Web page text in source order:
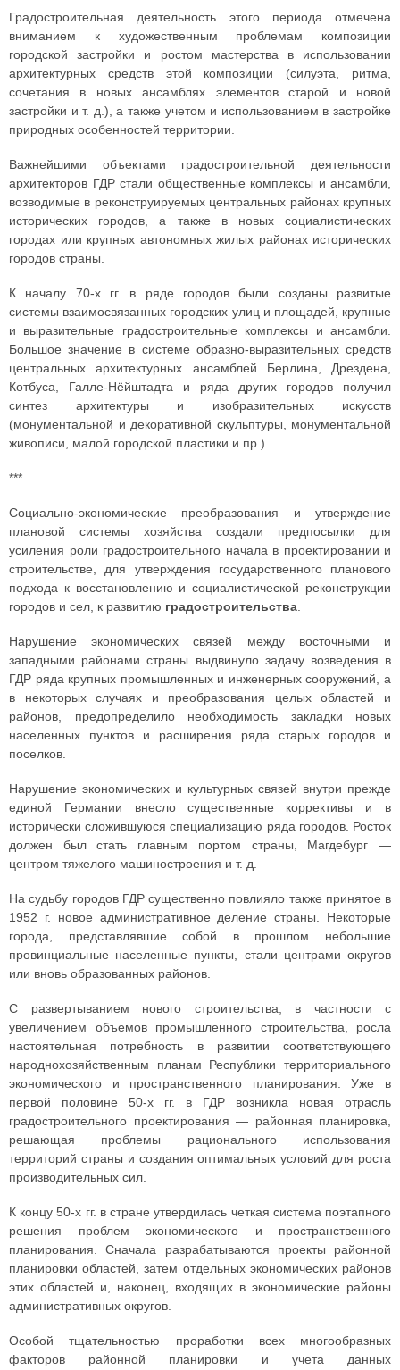
Градостроительная деятельность этого периода отмечена
вниманием к художественным проблемам композиции
городской застройки и ростом мастерства в использовании
архитектурных средств этой композиции (силуэта, ритма,
сочетания в новых ансамблях элементов старой и новой
застройки и т. д.), а также учетом и использованием в застройке
природных особенностей территории.
Важнейшими объектами градостроительной деятельности
архитекторов ГДР стали общественные комплексы и ансамбли,
возводимые в реконструируемых центральных районах крупных
исторических городов, а также в новых социалистических
городах или крупных автономных жилых районах исторических
городов страны.
К началу 70-х гг. в ряде городов были созданы развитые
системы взаимосвязанных городских улиц и площадей, крупные
и выразительные градостроительные комплексы и ансамбли.
Большое значение в системе образно-выразительных средств
центральных архитектурных ансамблей Берлина, Дрездена,
Котбуса, Галле-Нёйштадта и ряда других городов получил
синтез архитектуры и изобразительных искусств
(монументальной и декоративной скульптуры, монументальной
живописи, малой городской пластики и пр.).
***
Социально-экономические преобразования и утверждение
плановой системы хозяйства создали предпосылки для
усиления роли градостроительного начала в проектировании и
строительстве, для утверждения государственного планового
подхода к восстановлению и социалистической реконструкции
городов и сел, к развитию градостроительства
Нарушение экономических связей между восточными и
западными районами страны выдвинуло задачу возведения в
ГДР ряда крупных промышленных и инженерных сооружений, а
в некоторых случаях и преобразования целых областей и
районов, предопределило необходимость закладки новых
населенных пунктов и расширения ряда старых городов и
поселков.
Нарушение экономических и культурных связей внутри прежде
единой Германии внесло существенные коррективы и в
исторически сложившуюся специализацию ряда городов. Росток
должен был стать главным портом страны, Магдебург —
центром тяжелого машиностроения и т. д.
На судьбу городов ГДР существенно повлияло также принятое в
1952 г. новое административное деление страны. Некоторые
города, представлявшие собой в прошлом небольшие
провинциальные населенные пункты, стали центрами округов
или вновь образованных районов.
С развертыванием нового строительства, в частности с
увеличением объемов промышленного строительства, росла
настоятельная потребность в развитии соответствующего
народнохозяйственным планам Республики территориального
экономического и пространственного планирования. Уже в
первой половине 50-х гг. в ГДР возникла новая отрасль
градостроительного проектирования — районная планировка,
решающая проблемы рационального использования
территорий страны и создания оптимальных условий для роста
производительных сил.
К концу 50-х гг. в стране утвердилась четкая система поэтапного
решения проблем экономического и пространственного
планирования. Сначала разрабатываются проекты районной
планировки областей, затем отдельных экономических районов
этих областей и, наконец, входящих в экономические районы
административных округов.
Особой тщательностью проработки всех многообразных
факторов районной планировки и учета данных